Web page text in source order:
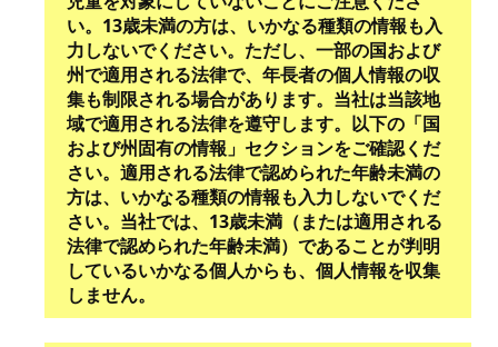
い。13歳未満の方は、いかなる種類の情報も入
力しないでください。ただし、一部の国および
州で適用される法律で、年長者の個人情報の収
集も制限される場合があります。当社は当該地
域で適用される法律を遵守します。 以下の「国
および州固有の情報」セクションをご確認くだ
さい。 適用される法律で認められた年齢未満の
方は、いかなる種類の情報も入力しないでくだ
さい。 当社では、13歳未満（または適用される
法律で認められた年齢未満）であることが判明
しているいかなる個人からも、個人情報を収集
しません。